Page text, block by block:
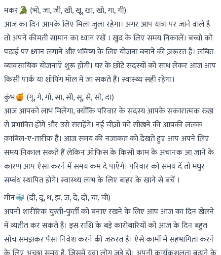
मकर🐊 (भो, जा, जी, खी, खू, खा, खो, गा, गी)
आज का दिन आपके लिए मिला जुला रहेगा। अगर आप यात्रा पर जाने वाले हैं
तो अपने कीमती सामान का ध्यान रखें । खुद के लिए समय निकालें। बच्चों को
पढ़ाई पर ध्यान लगाने और भविष्य के लिए योजना बनाने की ज़रूरत है। लंबित
व्यावसायिक योजनाएँ शुरू होंगी। घर के छोटे सदस्यों को साथ लेकर आज आप
किसी पार्क या शॉपिंग मॉल में जा सकते हैं। स्वास्थ्य सही रहेगा।
कुंभ🍯 (गू, गे, गो, सा, सी, सू, से, सो, दा)
आज आपको लाभ मिलेगा, क्योंकि परिवार के सदस्य आपके सकारात्मक रुख़
से प्रभावित होंगे और उसे सराहेंगे। नई चीज़ों को सीखने की आपकी ललक
क़ाबिल-ए-तारीफ़ है। आज समय की नजाकत को देखते हुए आप अपने लिए
समय निकाल सकते हैं लेकिन ऑफिस के किसी काम के अचानक आ जाने के
कारण आप ऐसा करने में समय कम दे पाएँगे। परिवार को समय दें तो मधुर
सम्बंध स्थापित होंगे। स्वास्थ्य लाभ के लिए बाहर के खाने से बचें ।
मीन🐳 (दी, दू, थ, झ, ञ, दे, दो, चा, ची)
अपनी शारीरिक चुस्ती-फुर्ती को बनाए रखने के लिए आप आज का दिन खेलने
में व्यतीत कर सकते हैं। इस राशि के बड़े कारोबारियों को आज के दिन बहुत
सोच समझकर पैसा निवेश करने की जरुरत है। ऐसे कामों में सहभागिता करने